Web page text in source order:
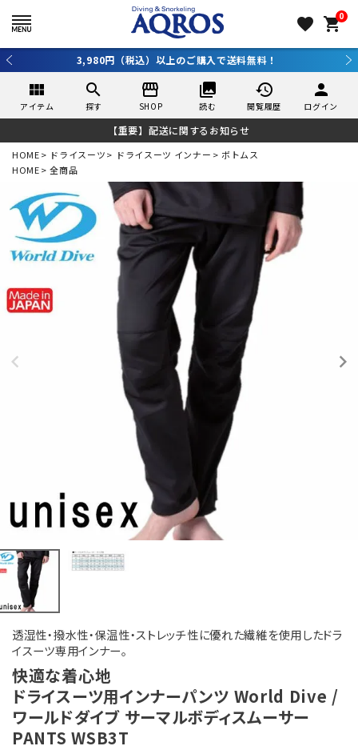
favorite 0
shopping_cart
3,980円（税込）以上のご購入で送料無料！
view_module
アイテム
search
探す
storefront
SHOP
collections
読む
history
閲覧履歴
person
ログイン
【重要】配送に関するお知らせ
HOME ドライスーツ ドライスーツ インナー
ボトムス
HOME
全商品
透湿性・撥水性・保温性・ストレッチ性に優れた繊維を使用したドラ
イスーツ専用インナー。
快適な着心地
ドライスーツ用インナーパンツ World Dive /
ワールドダイブ サーマルボディスムーサー
PANTS WSB3T